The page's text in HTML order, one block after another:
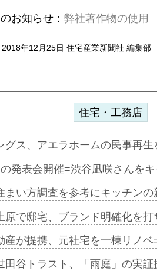
お知らせ： 弊社著作物の使用
2018年12月25日 住宅産業新聞社 編集部
住宅・工務店
グス、アエラホームの民事再
発表会開催=渋谷凪咲さんを
まい方調査を参考にキッチン
原で邸宅、ブランド明確化を
産が提携、元社宅を一棟リノ
田谷トラスト、「雨庭」の実